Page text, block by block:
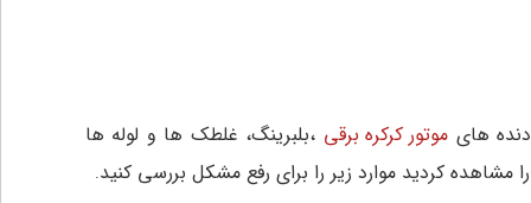
های موتور کرکره برقی ،بلبرینگ، غلطک ها و لوله ها
کردید موارد زیر را برای رفع مشکل بررسی کنید.